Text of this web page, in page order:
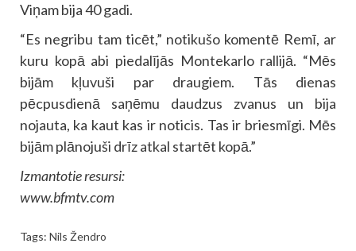
Viņam bija 40 gadi.
“Es negribu tam ticēt,” notikušo komentē Remī, ar
kuru kopā abi piedalījās Montekarlo rallijā. “Mēs
bijām kļuvuši par draugiem. Tās dienas
pēcpusdienā saņēmu daudzus zvanus un bija
nojauta, ka kaut kas ir noticis. Tas ir briesmīgi. Mēs
bijām plānojuši drīz atkal startēt kopā.”
Izmantotie resursi:
www.bfmtv.com
Tags: Nils Žendro